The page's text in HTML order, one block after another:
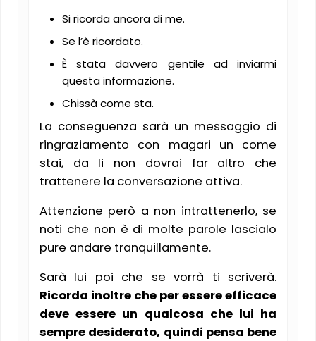
Si ricorda ancora di me.
Se l’è ricordato.
È stata davvero gentile ad inviarmi
questa informazione.
Chissà come sta.
La conseguenza sarà un messaggio di
ringraziamento con magari un come
stai, da li non dovrai far altro che
trattenere la conversazione attiva.
Attenzione però a non intrattenerlo, se
noti che non è di molte parole lascialo
pure andare tranquillamente.
Sarà lui poi che se vorrà ti scriverà.
Ricorda inoltre che per essere efficace
deve essere un qualcosa che lui ha
sempre desiderato, quindi pensa bene